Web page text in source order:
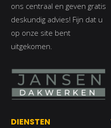
ons centraal en geven gratis
deskundig advies! Fijn dat u
op onze site bent
uitgekomen.
DIENSTEN